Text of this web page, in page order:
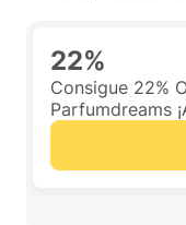
22%
Consigue 22%
Parfumdreams